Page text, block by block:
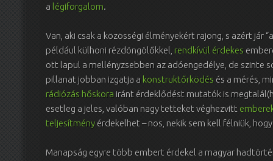
a légiforgalom.
Van, aki csak a közösségi élményekért rajong, s azért jár
például külhoni rézdöngölőkkel, rendkívül érdekes
ott lapul a mellényzsebben az adóengedélye, de szinte
pillanat jobban izgatja a konstruktőrködés és a mérés,
rádiózás hőskora iránt érdeklődést mutatók is
esetleg a jeles, valóban nagy tetteket véghezvitt
teljesítmény érdekelhet – nos, nekik sem kell félniük,
Manapság egyre több embert érdekel a magyar